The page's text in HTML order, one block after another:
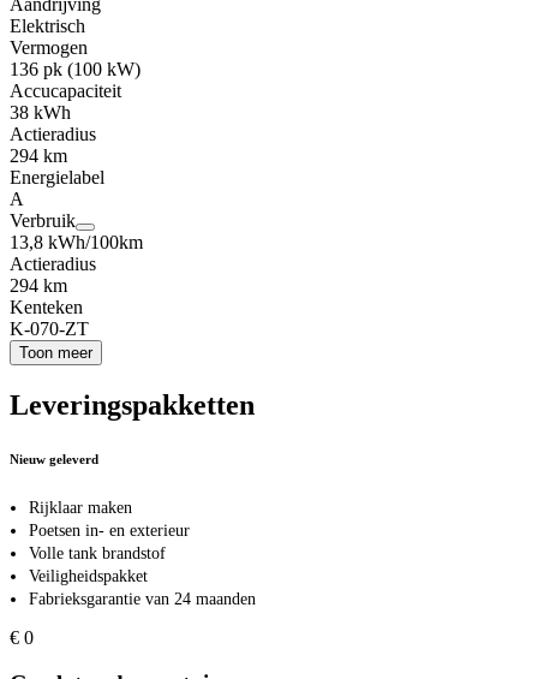
Aandrijving
Elektrisch
Vermogen
136 pk (100 kW)
Accucapaciteit
38 kWh
Actieradius
294 km
Energielabel
A
Verbruik
13,8 kWh/100km
Actieradius
294 km
Kenteken
K-070-ZT
Toon meer
Leveringspakketten
Nieuw geleverd
Rijklaar maken
Poetsen in- en exterieur
Volle tank brandstof
Veiligheidspakket
Fabrieksgarantie van 24 maanden
€ 0